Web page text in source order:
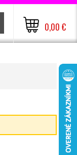
0,00 €